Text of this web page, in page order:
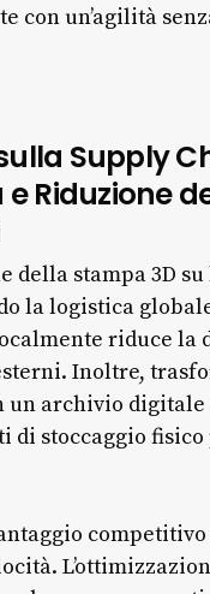
con un’agilità
Supply
e Riduzione
della stampa 3D
la logistica
riduce la
Inoltre,
un archivio digitale
di stoccaggio